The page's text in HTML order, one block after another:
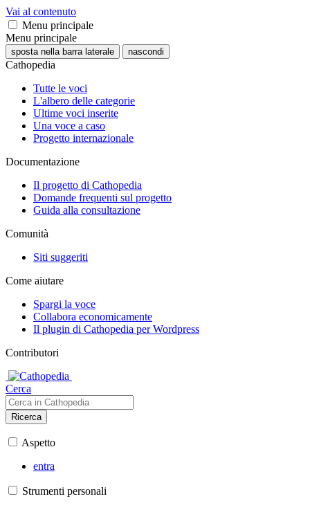
Vai al contenuto
Menu principale
Menu principale
sposta nella barra laterale nascondi
Cathopedia
Tutte le voci
L'albero delle categorie
Ultime voci inserite
Una voce a caso
Progetto internazionale
Documentazione
Il progetto di Cathopedia
Domande frequenti sul progetto
Guida alla consultazione
Comunità
Siti suggeriti
Come aiutare
Spargi la voce
Collabora economicamente
Il plugin di Cathopedia per Wordpress
Contributori
Cerca
Ricerca
Aspetto
entra
Strumenti personali